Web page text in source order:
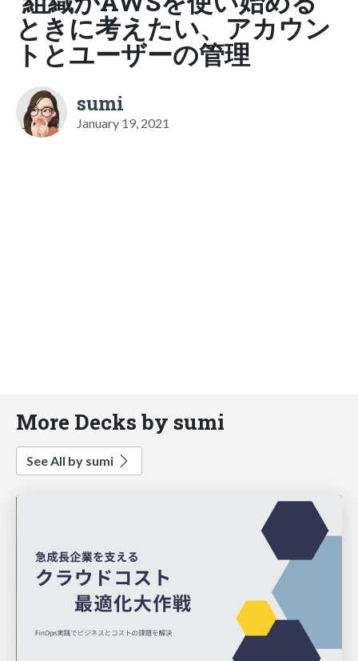
ときに考えたい、アカウン
トとユーザーの管理
sumi
January 19, 2021
More Decks by sumi
See All by sumi